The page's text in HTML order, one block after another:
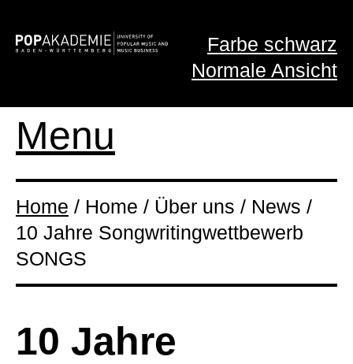
Farbe schwarz
Normale Ansicht
Menu
Home / Home / Über uns / News /
10 Jahre Songwriting­wettbewerb
SONGS
10 Jahre